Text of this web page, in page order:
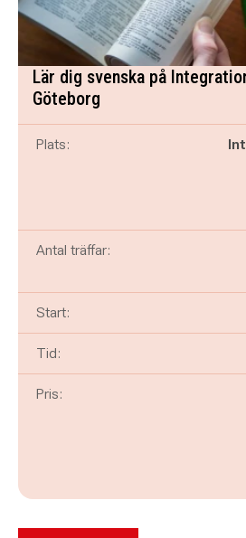
Lär dig svenska på
Göteborg
Plats:
Antal träffar:
Start:
Tid:
Pris: